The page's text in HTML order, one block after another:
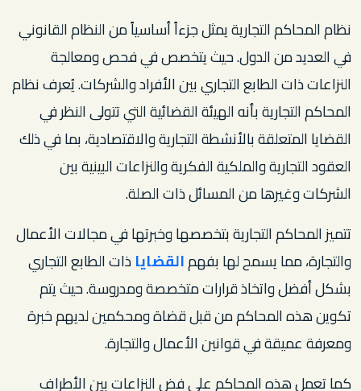
نظام المحاكم التجارية يمثل جزءاً أساسياً من النظام القانوني
في العديد من الدول. حيث يتخصص في فحص ومعالجة
النزاعات ذات الطابع التجاري بين الأفراد والشركات. يُعرف نظام
المحاكم التجارية بأنه الهيئة القضائية التي تتولى النظر في
القضايا المتعلقة بالأنشطة التجارية والاقتصادية، بما في ذلك
العقود التجارية والملكية الفكرية والنزاعات البينية بين
الشركات وغيرها من المسائل ذات الصلة.
تتميز المحاكم التجارية بتخصصها وخبرتها في مجالات الأعمال
والتجارة، مما يسمح لها بفهمالقضاياذات الطابع التجاري
بشكل أفضل واتخاذ قرارات متخصصة ومدروسة. حيث يتم
تكوين هذه المحاكم من قبل قضاة ومحكمين لديهم خبرة
ومعرفة عميقة في قوانين الأعمال والتجارة.
كما تعمل هذه المحاكم على فض النزاعات بين الأطراف